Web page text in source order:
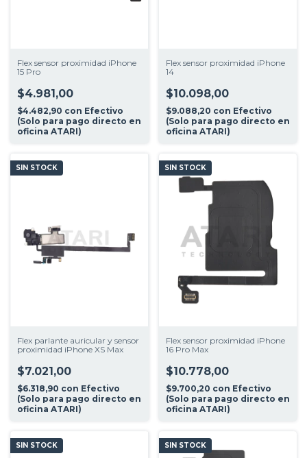
Flex sensor proximidad iPhone
15 Pro
$4.981,00
$4.482,90 con Efectivo
(Solo para pago directo en
oficina ATARI)
Flex sensor proximidad iPhone
14
$10.098,00
$9.088,20 con Efectivo
(Solo para pago directo en
oficina ATARI)
SIN STOCK
Flex parlante auricular y sensor
proximidad iPhone XS Max
$7.021,00
$6.318,90 con Efectivo
(Solo para pago directo en
oficina ATARI)
SIN STOCK
Flex sensor proximidad iPhone
16 Pro Max
$10.778,00
$9.700,20 con Efectivo
(Solo para pago directo en
oficina ATARI)
SIN STOCK SIN STOCK